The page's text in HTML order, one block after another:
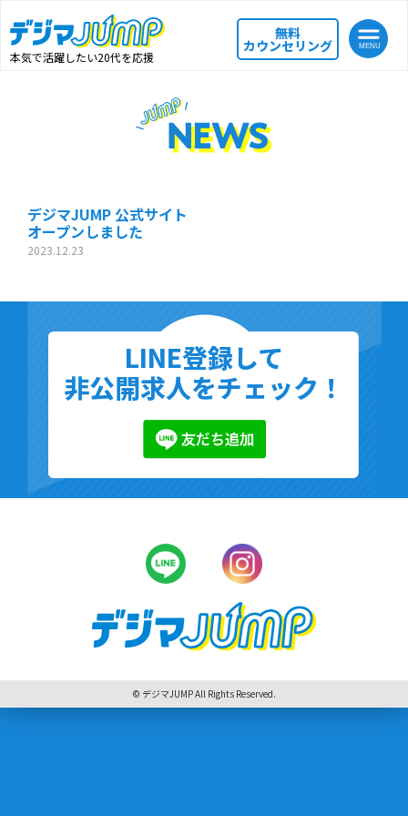
本気で活躍したい20代を応援
無料
カウンセリング
デジマJUMP 公式サイト
オープンしました
2023.12.23
LINE登録して
非公開求人をチェック！
© デジマJUMP All Rights Reserved.